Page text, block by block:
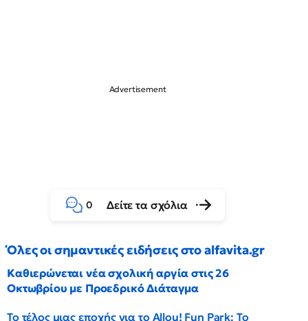
0 Δείτε τα σχόλια
Όλες οι σημαντικές ειδήσεις στο alfavita.gr
Καθιερώνεται νέα σχολική αργία στις 26
Οκτωβρίου με Προεδρικό Διάταγμα
Το τέλος μιας εποχής για το Allou! Fun Park: Το